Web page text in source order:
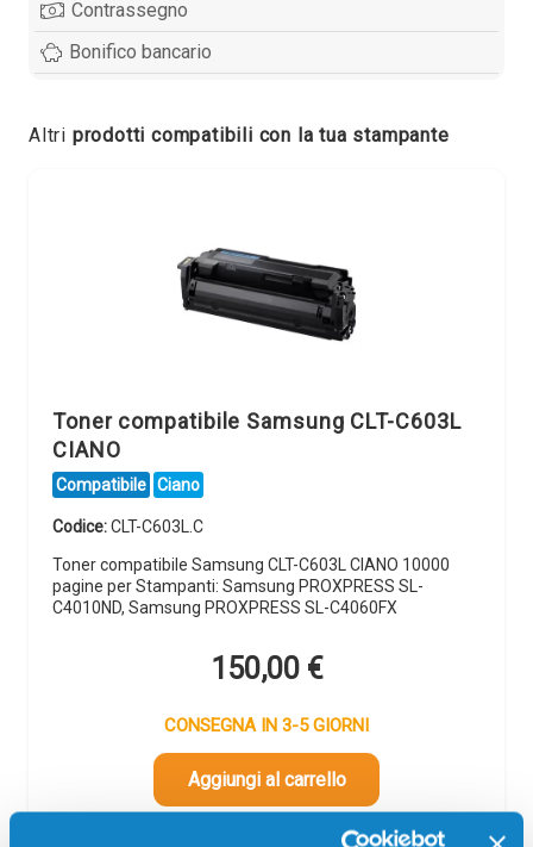
Contrassegno
Bonifico bancario
Altri prodotti compatibili con la tua stampante
Toner compatibile Samsung CLT-C603L
CIANO
Compatibile Ciano
Codice:CLT-C603L.C
Toner compatibile Samsung CLT-C603L CIANO 10000
pagine per Stampanti: Samsung PROXPRESS SL-
C4010ND, Samsung PROXPRESS SL-C4060FX
150,00 €
CONSEGNA IN 3-5 GIORNI
Aggiungi al carrello